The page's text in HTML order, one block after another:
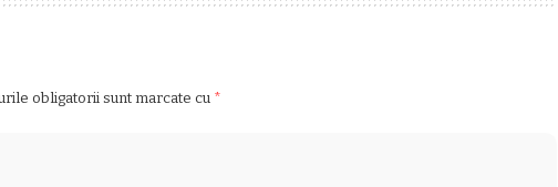
obligatorii sunt marcate cu *